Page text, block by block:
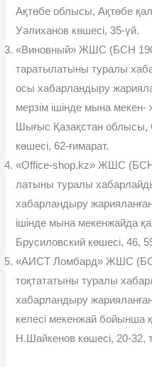
Ақтөбе облысы, Ақтөбе
Уəлиханов көшесі, 35-үй.
«Виновный» ЖШС (БСН
таратылатыны туралы
осы хабарлан­дыру
мерзім ішінде мына
Шығыс Қазақстан облысы,
көшесі, 62-ғимарат.
«Office-shop.kz» ЖШС (БСН
латыны туралы
хабарландыру
ішінде мына мекенжайда
Брусиловский көшесі, 46,
«АИСТ Ломбард» ЖШС (БСН
тоқтататыны туралы
хабарландыру
келесі мекенжай бойынша
Н.Шайкенов көшесі, 20-32,